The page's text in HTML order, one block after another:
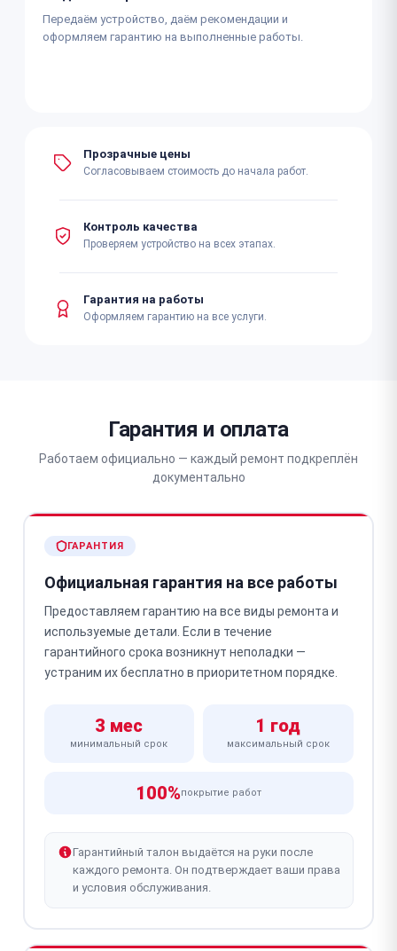
Передаём устройство, даём рекомендации и
оформляем гарантию на выполненные работы.
Прозрачные цены
Согласовываем стоимость до начала работ.
Контроль качества
Проверяем устройство на всех этапах.
Гарантия на работы
Оформляем гарантию на все услуги.
Гарантия и оплата
Работаем официально — каждый ремонт подкреплён
документально
ГАРАНТИЯ
Официальная гарантия на все работы
Предоставляем гарантию на все виды ремонта и
используемые детали. Если в течение
гарантийного срока возникнут неполадки —
устраним их бесплатно в приоритетном порядке.
3 мес
минимальный срок
1 год
максимальный срок
100%покрытие работ
Гарантийный талон выдаётся на руки после
каждого ремонта. Он подтверждает ваши права
и условия обслуживания.